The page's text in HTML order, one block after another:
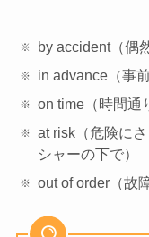
by accident（偶
in advance（事
on time（時間通
at risk（危険に
シャーの下で）
out of order（故